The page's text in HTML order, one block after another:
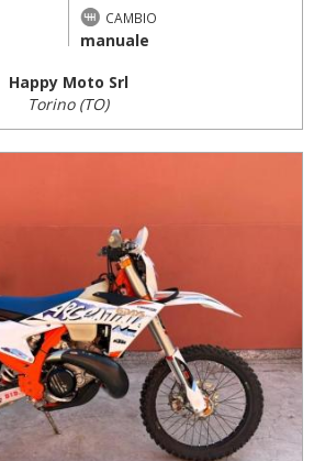
CAMBIO
manuale
Happy Moto Srl
Torino (TO)